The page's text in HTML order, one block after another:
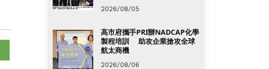
2026/08/05
高市府攜手PRI辦NADCAP化學
製程培訓 助攻企業搶攻全球
航太商機
2026/08/06